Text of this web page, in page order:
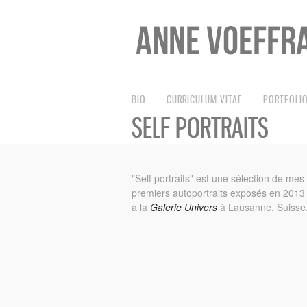
BIO CURRICULUM VITAE
SELF PORTRAITS
"Self portraits" est une sélection de mes
premiers autoportraits exposés en 2013
à la Galerie Univers à Lausanne, Suisse.